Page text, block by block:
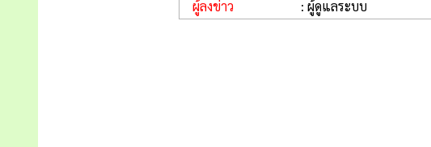
ผู้ลงข่าว
: ผู้ดูแลระบบ